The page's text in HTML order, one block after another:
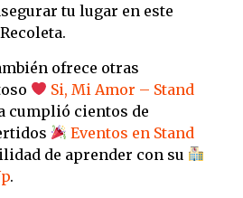
tu lugar en este
ofrece otras
Si, Mi Amor – Stand
cumplió cientos de
Eventos en Stand
de aprender con su
.